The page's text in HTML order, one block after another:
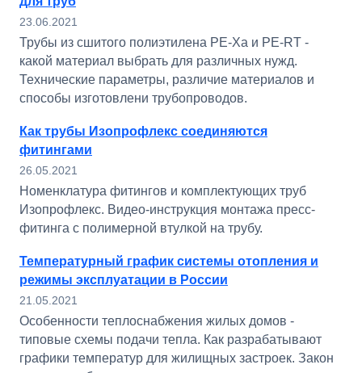
23.06.2021
Трубы из сшитого полиэтилена PE-Xa и PE-RT -
какой материал выбрать для различных нужд.
Технические параметры, различие материалов и
способы изготовлени трубопроводов.
Как трубы Изопрофлекс соединяются
фитингами
26.05.2021
Номенклатура фитингов и комплектующих труб
Изопрофлекс. Видео-инструкция монтажа пресс-
фитинга с полимерной втулкой на трубу.
Температурный график системы отопления и
режимы эксплуатации в России
21.05.2021
Особенности теплоснабжения жилых домов -
типовые схемы подачи тепла. Как разрабатывают
графики температур для жилищных застроек. Закон